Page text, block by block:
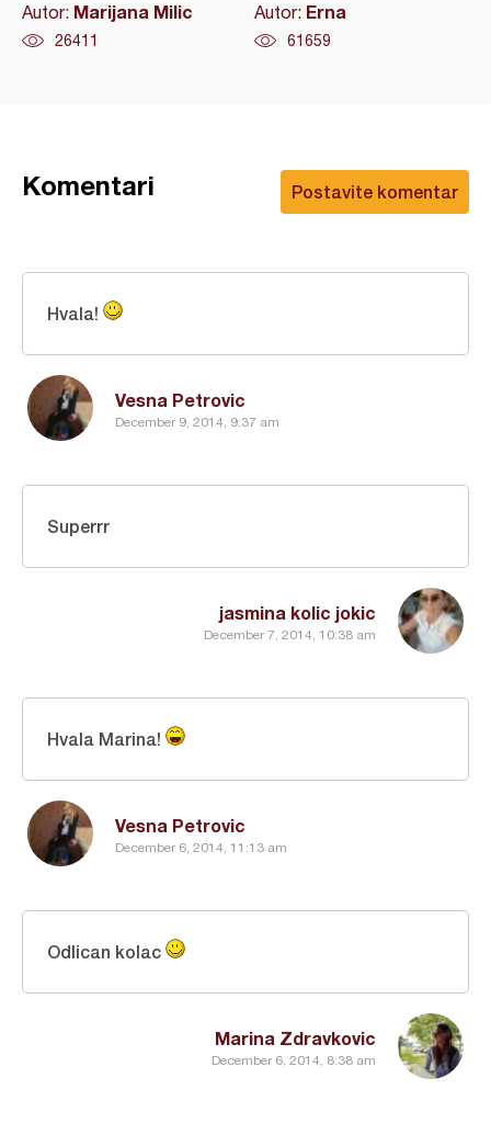
Autor: Marijana Milic
26411
Autor: Erna
61659
Postavite komentar
Komentari
Vesna Petrovic
December 9, 2014, 9:37 am
Hvala!
jasmina kolic jokic
December 7, 2014, 10:38 am
Superrr
Vesna Petrovic
December 6, 2014, 11:13 am
Hvala Marina!
Marina Zdravkovic
December 6, 2014, 8:38 am
Odlican kolac